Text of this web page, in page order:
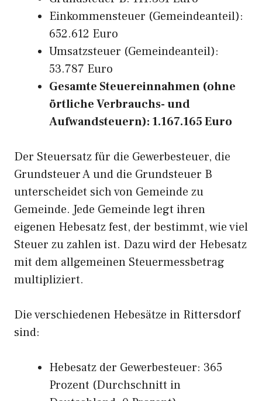
Einkommensteuer (Gemeindeanteil):
652.612 Euro
Umsatzsteuer (Gemeindeanteil):
53.787 Euro
Gesamte Steuereinnahmen (ohne
örtliche Verbrauchs- und
Aufwandsteuern): 1.167.165 Euro
Der Steuersatz für die Gewerbesteuer, die
Grundsteuer A und die Grundsteuer B
unterscheidet sich von Gemeinde zu
Gemeinde. Jede Gemeinde legt ihren
eigenen Hebesatz fest, der bestimmt, wie viel
Steuer zu zahlen ist. Dazu wird der Hebesatz
mit dem allgemeinen Steuermessbetrag
multipliziert.
Die verschiedenen Hebesätze in Rittersdorf
sind:
Hebesatz der Gewerbesteuer: 365
Prozent (Durchschnitt in